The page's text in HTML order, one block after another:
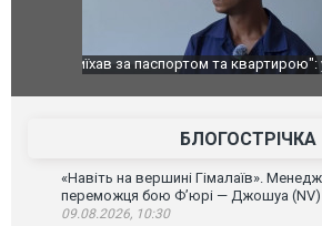
Одесу накрила потужна злива з
ураганним вітром
БЛОГОСТРІЧКА
«Навіть на вершині Гімалаїв».
переможця бою Ф’юрі — Джошуа (NV)
09.08.2026, 10:30